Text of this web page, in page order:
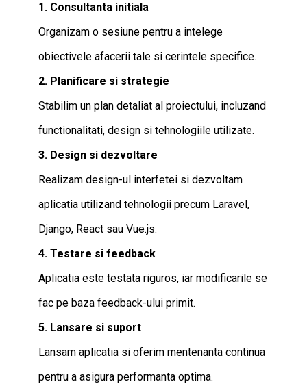
1. Consultanta initiala
Organizam o sesiune pentru a intelege
obiectivele afacerii tale si cerintele specifice.
2. Planificare si strategie
Stabilim un plan detaliat al proiectului, incluzand
functionalitati, design si tehnologiile utilizate.
3. Design si dezvoltare
Realizam design-ul interfetei si dezvoltam
aplicatia utilizand tehnologii precum Laravel,
Django, React sau Vue.js.
4. Testare si feedback
Aplicatia este testata riguros, iar modificarile se
fac pe baza feedback-ului primit.
5. Lansare si suport
Lansam aplicatia si oferim mentenanta continua
pentru a asigura performanta optima.